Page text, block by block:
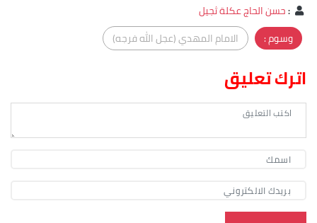
:حسن الحاج عكلة ثجيل
وسوم :
الامام المهدي (عجل الله فرجه)
اترك تعليق